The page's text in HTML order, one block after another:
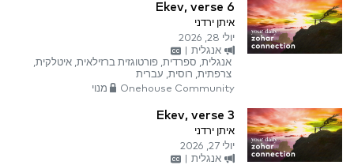
Ekev, verse 6
איתן ירדני
יולי 28, 2026
אנגלית
אנגלית, ספרדית, פורטוגזית ברזילאית, איטלקית,
צרפתית, רוסית, עברית
Onehouse Community מנוי
Ekev, verse 3
איתן ירדני
יולי 27, 2026
אנגלית